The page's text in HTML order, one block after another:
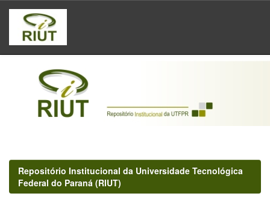
Skip
navigation
Repositório Institucional da Universidade Tecnológica
Federal do Paraná (RIUT)